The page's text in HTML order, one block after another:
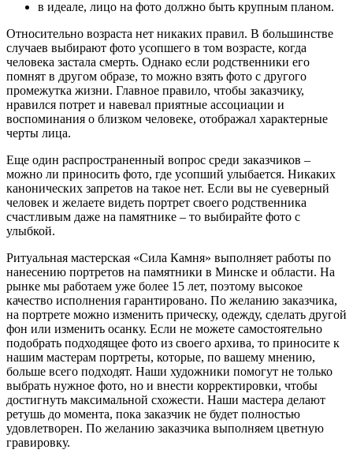
в идеале, лицо на фото должно быть крупным планом.
Относительно возраста нет никаких правил. В большинстве
случаев выбирают фото усопшего в том возрасте, когда
человека застала смерть. Однако если родственники его
помнят в другом образе, то можно взять фото с другого
промежутка жизни. Главное правило, чтобы заказчику,
нравился потрет и навевал приятные ассоциации и
воспоминания о близком человеке, отображал характерные
черты лица.
Еще один распространенный вопрос среди заказчиков –
можно ли приносить фото, где усопший улыбается. Никаких
канонических запретов на такое нет. Если вы не суеверный
человек и желаете видеть портрет своего родственника
счастливым даже на памятнике – то выбирайте фото с
улыбкой.
Ритуальная мастерская «Сила Камня» выполняет работы по
нанесению портретов на памятники в Минске и области. На
рынке мы работаем уже более 15 лет, поэтому высокое
качество исполнения гарантировано. По желанию заказчика,
на портрете можно изменить прическу, одежду, сделать другой
фон или изменить осанку. Если не можете самостоятельно
подобрать подходящее фото из своего архива, то приносите к
нашим мастерам портреты, которые, по вашему мнению,
больше всего подходят. Наши художники помогут не только
выбрать нужное фото, но и внести корректировки, чтобы
достигнуть максимальной схожести. Наши мастера делают
ретушь до момента, пока заказчик не будет полностью
удовлетворен. По желанию заказчика выполняем цветную
гравировку.